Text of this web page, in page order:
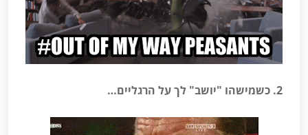
2. כשמישהו "יושב" לך על הרגליים…